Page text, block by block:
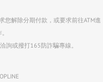
您解除分期付款，或要求前往ATM進
詢或撥打165防詐騙專線。